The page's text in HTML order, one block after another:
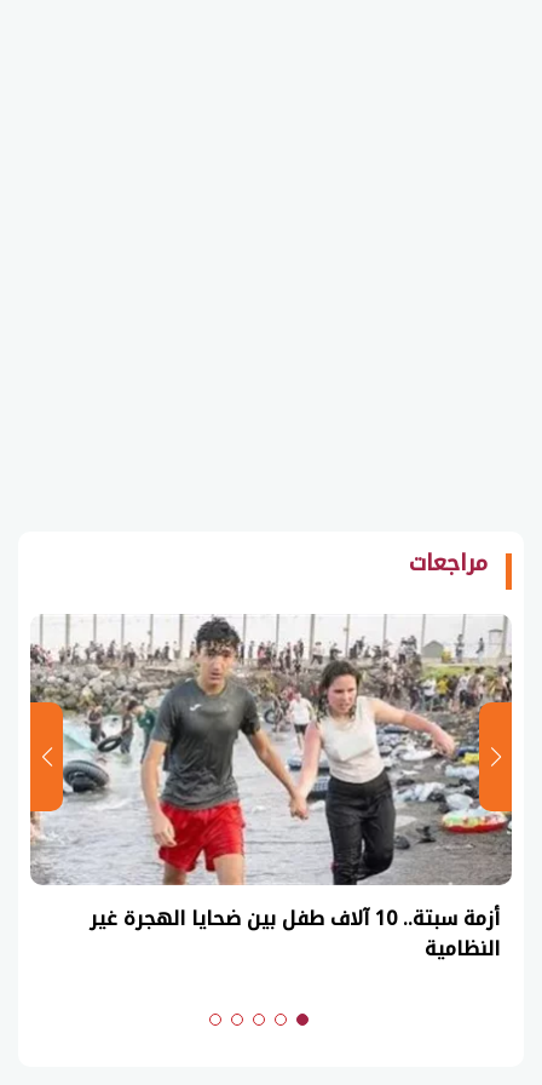
مراجعات
أزمة سبتة.. 10 آلاف طفل بين ضحايا الهجرة غير
النظامية